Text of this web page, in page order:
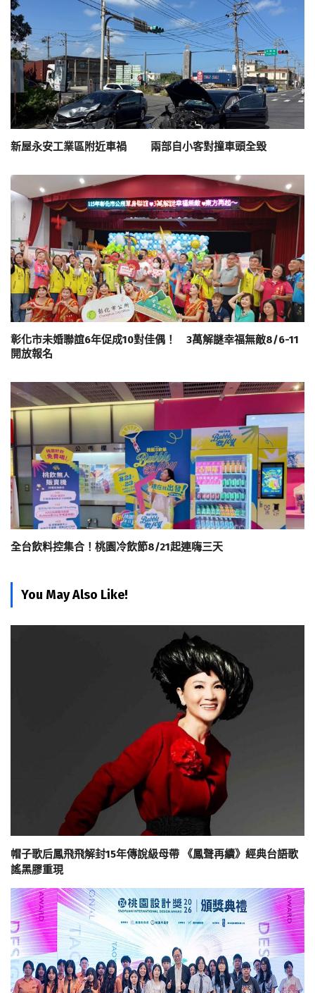
新屋永安工業區附近車禍 兩部自小客對撞車頭全毀
彰化市未婚聯誼6年促成10對佳偶！ 3萬解謎幸福無敵8/6-11
開放報名
全台飲料控集合！桃園冷飲節8/21起連嗨三天
You May Also Like!
帽子歌后鳳飛飛解封15年傳說級母帶 《鳳聲再續》經典台語歌
謠黑膠重現